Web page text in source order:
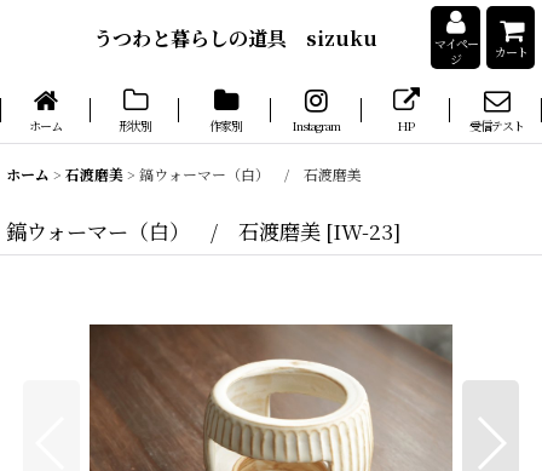
うつわと暮らしの道具 sizuku
マイペー
ジ
カート
ホーム 形状別 作家別 Instagram HP 受信テスト
ホーム > 石渡磨美> 鎬ウォーマー（白） / 石渡磨美
鎬ウォーマー（白） / 石渡磨美 [IW-23]